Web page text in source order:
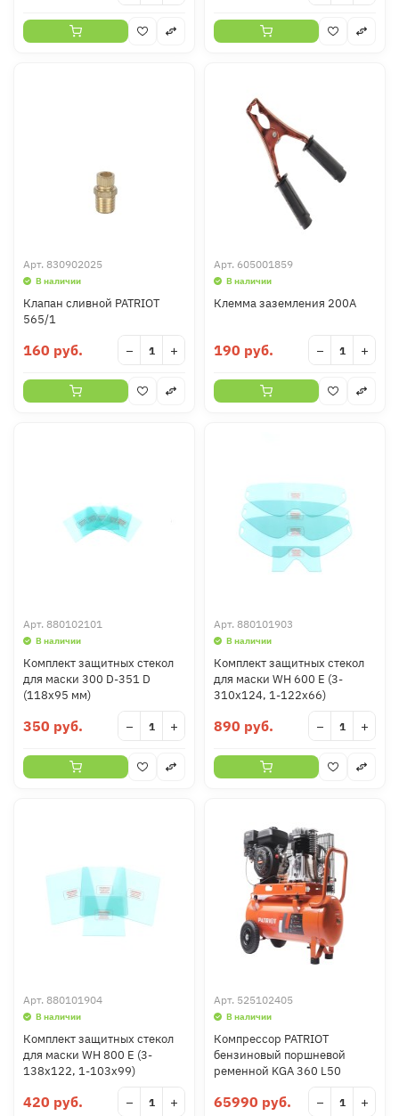
Арт. 830902025
В наличии
Клапан сливной PATRIOT
565/1
160 руб. − +
Арт. 605001859
В наличии
Клемма заземления 200А
190 руб. − +
Арт. 880102101
В наличии
Комплект защитных стекол
для маски 300 D-351 D
(118x95 мм)
350 руб. − +
Арт. 880101903
В наличии
Комплект защитных стекол
для маски WH 600 E (3-
310x124, 1-122x66)
890 руб. − +
Арт. 880101904
В наличии
Комплект защитных стекол
для маски WH 800 E (3-
138x122, 1-103x99)
420 руб. − +
Арт. 525102405
В наличии
Компрессор PATRIOT
бензиновый поршневой
ременной KGA 360 L50
65990 руб. − +